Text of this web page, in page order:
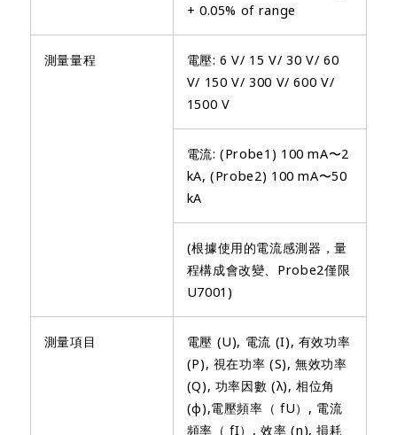
+ 0.05% of range
測量量程
電壓: 6 V/ 15 V/ 30 V/ 60
V/ 150 V/ 300 V/ 600 V/
1500 V
電流: (Probe1) 100 mA〜2
kA, (Probe2) 100 mA〜50
kA
(根據使用的電流感測器，量
程構成會改變、Probe2僅限
U7001)
測量項目
電壓 (U), 電流 (I), 有效功率
(P), 視在功率 (S), 無效功率
(Q), 功率因數 (λ), 相位角
(φ),電壓頻率（ fU）, 電流
頻率（ fI）, 效率 (η), 損耗